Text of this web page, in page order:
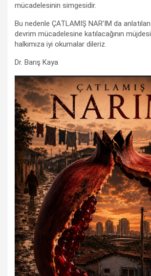
mücadelesinin simgesidir.
Bu nedenle ÇATLAMIŞ NAR’IM da
devrim mücadelesine katılacağının
halkımıza iyi okumalar dileriz.
Dr. Barış Kaya